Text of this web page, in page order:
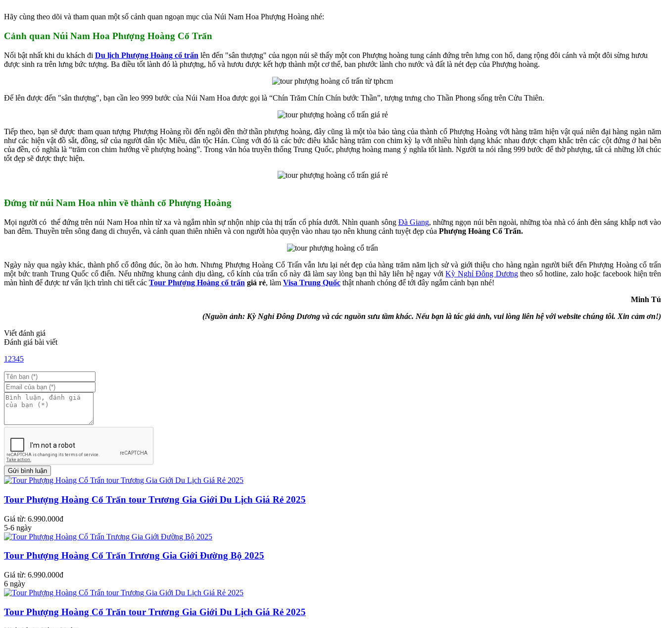
Hãy cùng theo dõi và tham quan một số cảnh quan ngoạn mục của Núi Nam Hoa Phượng Hoàng nhé:
Cảnh quan Núi Nam Hoa Phượng Hoàng Cổ Trấn
Nổi bật nhất khi du khách đi Du lịch Phượng Hoàng cổ trấn lên đến "sân thượng" của ngọn núi sẽ thấy một con Phượng hoàng tung cánh đứng trên lưng con hổ, dang rộng đôi cánh và một đôi sừng hươu
được sinh ra trên lưng bức tượng. Ba điều tốt lành đó là phượng, hổ và hươu được kết hợp thành một cơ thể, ban phước lành cho nước và đất là nét đẹp của Phượng hoàng.
Để lên được đến "sân thượng", bạn cần leo 999 bước của Núi Nam Hoa được gọi là “Chín Trăm Chín Chín bước Thần”, tượng trưng cho Thần Phong sống trên Cửu Thiên.
Tiếp theo, bạn sẽ được tham quan tượng Phượng Hoàng rồi đến ngôi đền thờ thần phượng hoàng, đây cũng là một tòa bảo tàng của thành cổ Phượng Hoàng với hàng trăm hiện vật quá niên đại hàng ngàn năm
như các hiện vật đồ sắt, đồng, sứ của người dân tộc Miêu, dân tộc Hán. Cùng với đó là các bức điêu khắc hàng trăm con chim kỳ lạ với nhiều hình dạng khác nhau được chạm khắc trên các cột đứng ở hai bên
của đền, có nghĩa là “trăm con chim hướng về phượng hoàng”. Trong văn hóa truyền thống Trung Quốc, phượng hoàng mang ý nghĩa tốt lành. Người ta nói rằng 999 bước để thờ phượng, tất cả những lời chúc
tốt đẹp sẽ được thực hiện.
Đứng từ núi Nam Hoa nhìn về thành cổ Phượng Hoàng
Mọi người có thể đứng trên núi Nam Hoa nhìn từ xa và ngắm nhìn sự nhộn nhịp của thị trấn cổ phía dưới. Nhìn quanh sông Đà Giang, những ngọn núi bên ngoài, những tòa nhà có ánh đèn sáng khắp nơi vào
ban đêm. Thuyền trên sông đang di chuyển, và cảnh quan thiên nhiên và con người hòa quyện vào nhau tạo nên khung cảnh tuyệt đẹp của Phượng Hoàng Cổ Trấn.
Ngày này qua ngày khác, thành phố cổ đông đúc, ồn ào hơn. Nhưng Phượng Hoàng Cổ Trấn vẫn lưu lại nét đẹp của hàng trăm năm lịch sử và giới thiệu cho hàng ngàn người biết đến Phượng Hoàng cổ trấn
một bức tranh Trung Quốc cổ điển. Nếu những khung cảnh dịu dàng, cổ kính của trấn cổ này đã làm say lòng bạn thì hãy liên hệ ngay vớiKỳ Nghỉ Đông Dươngtheo số hotline, zalo hoặc facebook hiện trên
màn hình để được tư vấn lịch trình chi tiết các Tour Phượng Hoàng cổ trấn giá rẻ, làm Visa Trung Quốc thật nhanh chóng để tới đây ngắm cảnh bạn nhé!
Minh Tú
(Nguồn ảnh: Kỳ Nghỉ Đông Dương và các nguồn sưu tầm khác. Nếu bạn là tác giả ảnh, vui lòng liên hệ với website chúng tôi. Xin cảm ơn!)
Viết đánh giá
Đánh giá bài viết
1 2345
Tour Phượng Hoàng Cổ Trấn tour Trương Gia Giới Du Lịch Giá Rẻ 2025
Giá từ: 6.990.000đ
5-6 ngày
Tour Phượng Hoàng Cổ Trấn Trương Gia Giới Đường Bộ 2025
Giá từ: 6.990.000đ
6 ngày
Tour Phượng Hoàng Cổ Trấn tour Trương Gia Giới Du Lịch Giá Rẻ 2025